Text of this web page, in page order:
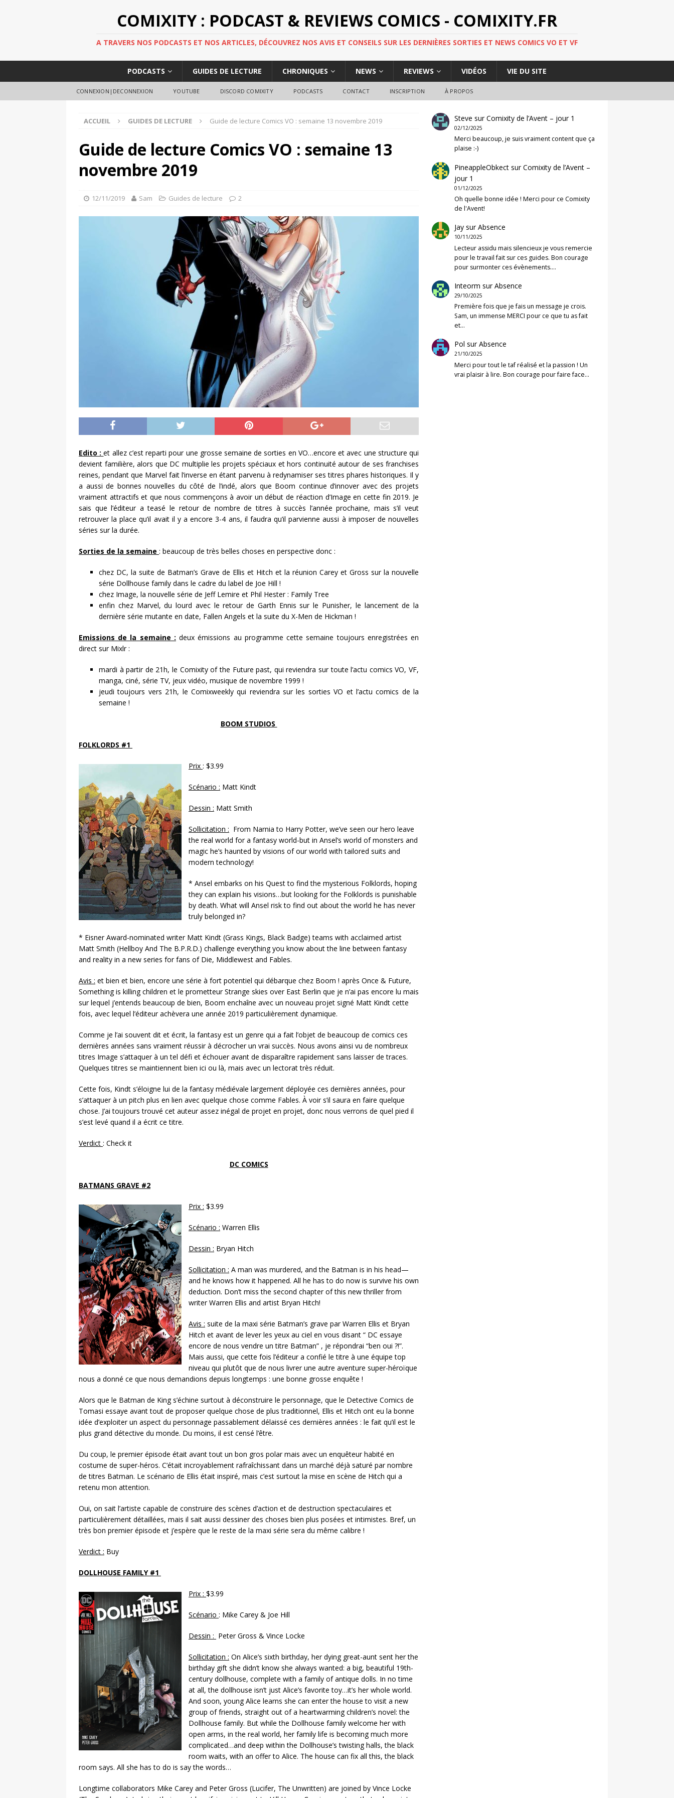
COMIXITY : PODCAST & REVIEWS COMICS - COMIXITY.FR
A TRAVERS NOS PODCASTS ET NOS ARTICLES, DÉCOUVREZ NOS AVIS ET CONSEILS SUR LES DERNIÈRES SORTIES ET NEWS COMICS VO ET VF
PODCASTS GUIDES DE LECTURE CHRONIQUES NEWS REVIEWS VIDÉOS VIE DU SITE
CONNEXION|DECONNEXION YOUTUBE DISCORD COMIXITY PODCASTS CONTACT INSCRIPTION À PROPOS
ACCUEIL GUIDES DE LECTURE Guide de lecture Comics VO : semaine 13 novembre 2019
Guide de lecture Comics VO : semaine 13
novembre 2019
12/11/2019 Sam Guides de lecture 2
Edito :et allez c’est reparti pour une grosse semaine de sorties en VO…encore et avec une structure qui
devient familière, alors que DC multiplie les projets spéciaux et hors continuité autour de ses franchises
reines, pendant que Marvel fait l’inverse en étant parvenu à redynamiser ses titres phares historiques. Il y
a aussi de bonnes nouvelles du côté de l’indé, alors que Boom continue d’innover avec des projets
vraiment attractifs et que nous commençons à avoir un début de réaction d’Image en cette fin 2019. Je
sais que l’éditeur a teasé le retour de nombre de titres à succès l’année prochaine, mais s’il veut
retrouver la place qu’il avait il y a encore 3-4 ans, il faudra qu’il parvienne aussi à imposer de nouvelles
séries sur la durée.
Sorties de la semaine : beaucoup de très belles choses en perspective donc :
chez DC, la suite de Batman’s Grave de Ellis et Hitch et la réunion Carey et Gross sur la nouvelle
série Dollhouse family dans le cadre du label de Joe Hill !
chez Image, la nouvelle série de Jeff Lemire et Phil Hester : Family Tree
enfin chez Marvel, du lourd avec le retour de Garth Ennis sur le Punisher, le lancement de la
dernière série mutante en date, Fallen Angels et la suite du X-Men de Hickman !
Emissions de la semaine : deux émissions au programme cette semaine toujours enregistrées en
direct sur Mixlr :
mardi à partir de 21h, le Comixity of the Future past, qui reviendra sur toute l’actu comics VO, VF,
manga, ciné, série TV, jeux vidéo, musique de novembre 1999 !
jeudi toujours vers 21h, le Comixweekly qui reviendra sur les sorties VO et l’actu comics de la
semaine !
BOOM STUDIOS
FOLKLORDS #1
Prix : $3.99
Scénario : Matt Kindt
Dessin : Matt Smith
Sollicitation : From Narnia to Harry Potter, we’ve seen our hero leave
the real world for a fantasy world-but in Ansel’s world of monsters and
magic he’s haunted by visions of our world with tailored suits and
modern technology!
* Ansel embarks on his Quest to find the mysterious Folklords, hoping
they can explain his visions…but looking for the Folklords is punishable
by death. What will Ansel risk to find out about the world he has never
truly belonged in?
* Eisner Award-nominated writer Matt Kindt (Grass Kings, Black Badge) teams with acclaimed artist
Matt Smith (Hellboy And The B.P.R.D.) challenge everything you know about the line between fantasy
and reality in a new series for fans of Die, Middlewest and Fables.
Avis : et bien et bien, encore une série à fort potentiel qui débarque chez Boom ! après Once & Future,
Something is killing children et le prometteur Strange skies over East Berlin que je n’ai pas encore lu mais
sur lequel j’entends beaucoup de bien, Boom enchaîne avec un nouveau projet signé Matt Kindt cette
fois, avec lequel l’éditeur achèvera une année 2019 particulièrement dynamique.
Comme je l’ai souvent dit et écrit, la fantasy est un genre qui a fait l’objet de beaucoup de comics ces
dernières années sans vraiment réussir à décrocher un vrai succès. Nous avons ainsi vu de nombreux
titres Image s’attaquer à un tel défi et échouer avant de disparaître rapidement sans laisser de traces.
Quelques titres se maintiennent bien ici ou là, mais avec un lectorat très réduit.
Cette fois, Kindt s’éloigne lui de la fantasy médiévale largement déployée ces dernières années, pour
s’attaquer à un pitch plus en lien avec quelque chose comme Fables. À voir s’il saura en faire quelque
chose. J’ai toujours trouvé cet auteur assez inégal de projet en projet, donc nous verrons de quel pied il
s’est levé quand il a écrit ce titre.
Verdict : Check it
DC COMICS
BATMANS GRAVE #2
Prix : $3.99
Scénario : Warren Ellis
Dessin : Bryan Hitch
Sollicitation : A man was murdered, and the Batman is in his head—
and he knows how it happened. All he has to do now is survive his own
deduction. Don’t miss the second chapter of this new thriller from
writer Warren Ellis and artist Bryan Hitch!
Avis : suite de la maxi série Batman’s grave par Warren Ellis et Bryan
Hitch et avant de lever les yeux au ciel en vous disant “ DC essaye
encore de nous vendre un titre Batman” , je répondrai “ben oui ?!”.
Mais aussi, que cette fois l’éditeur a confié le titre à une équipe top
niveau qui plutôt que de nous livrer une autre aventure super-héroïque
nous a donné ce que nous demandions depuis longtemps : une bonne grosse enquête !
Alors que le Batman de King s’échine surtout à déconstruire le personnage, que le Detective Comics de
Tomasi essaye avant tout de proposer quelque chose de plus traditionnel, Ellis et Hitch ont eu la bonne
idée d’exploiter un aspect du personnage passablement délaissé ces dernières années : le fait qu’il est le
plus grand détective du monde. Du moins, il est censé l’être.
Du coup, le premier épisode était avant tout un bon gros polar mais avec un enquêteur habité en
costume de super-héros. C’était incroyablement rafraîchissant dans un marché déjà saturé par nombre
de titres Batman. Le scénario de Ellis était inspiré, mais c’est surtout la mise en scène de Hitch qui a
retenu mon attention.
Oui, on sait l’artiste capable de construire des scènes d’action et de destruction spectaculaires et
particulièrement détaillées, mais il sait aussi dessiner des choses bien plus posées et intimistes. Bref, un
très bon premier épisode et j’espère que le reste de la maxi série sera du même calibre !
Verdict : Buy
DOLLHOUSE FAMILY #1
Prix : $3.99
Scénario : Mike Carey & Joe Hill
Dessin : Peter Gross & Vince Locke
Sollicitation : On Alice’s sixth birthday, her dying great-aunt sent her the
birthday gift she didn’t know she always wanted: a big, beautiful 19th-
century dollhouse, complete with a family of antique dolls. In no time
at all, the dollhouse isn’t just Alice’s favorite toy…it’s her whole world.
And soon, young Alice learns she can enter the house to visit a new
group of friends, straight out of a heartwarming children’s novel: the
Dollhouse family. But while the Dollhouse family welcome her with
open arms, in the real world, her family life is becoming much more
complicated…and deep within the Dollhouse’s twisting halls, the black
room waits, with an offer to Alice. The house can fix all this, the black
room says. All she has to do is say the words…
Longtime collaborators Mike Carey and Peter Gross (Lucifer, The Unwritten) are joined by Vince Locke
Steve surComixity de l’Avent – jour 1
02/12/2025
Merci beaucoup, je suis vraiment content que ça
plaise :-)
PineappleObkect surComixity de l’Avent –
jour 1
01/12/2025
Oh quelle bonne idée ! Merci pour ce Comixity
de l'Avent!
Jay surAbsence
10/11/2025
Lecteur assidu mais silencieux je vous remercie
pour le travail fait sur ces guides. Bon courage
pour surmonter ces évènements.…
Inteorm surAbsence
29/10/2025
Première fois que je fais un message je crois.
Sam, un immense MERCI pour ce que tu as fait
et…
Pol surAbsence
21/10/2025
Merci pour tout le taf réalisé et la passion ! Un
vrai plaisir à lire. Bon courage pour faire face…